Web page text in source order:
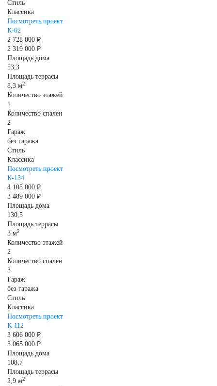
Стиль
Классика
Посмотреть проект
К-62
2 728 000 ₽
2 319 000 ₽
Площадь дома
53,3
Площадь террасы
8,3 м2
Количество этажей
1
Количество спален
2
Гараж
без гаража
Стиль
Классика
Посмотреть проект
К-134
4 105 000 ₽
3 489 000 ₽
Площадь дома
130,5
Площадь террасы
3 м2
Количество этажей
2
Количество спален
3
Гараж
без гаража
Стиль
Классика
Посмотреть проект
К-112
3 606 000 ₽
3 065 000 ₽
Площадь дома
108,7
Площадь террасы
2,9 м2